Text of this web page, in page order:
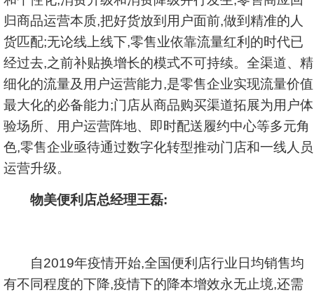
归商品运营本质,把好货放到用户面前,做到精准的人
货匹配;无论线上线下,零售业依靠流量红利的时代已
经过去,之前补贴换增长的模式不可持续。全渠道、精
细化的流量及用户运营能力,是零售企业实现流量价值
最大化的必备能力;门店从商品购买渠道拓展为用户体
验场所、用户运营阵地、即时配送履约中心等多元角
色,零售企业亟待通过数字化转型推动门店和一线人员
运营升级。
物美便利店总经理王磊:
自2019年疫情开始,全国便利店行业日均销售均
有不同程度的下降,疫情下的降本增效永无止境,还需